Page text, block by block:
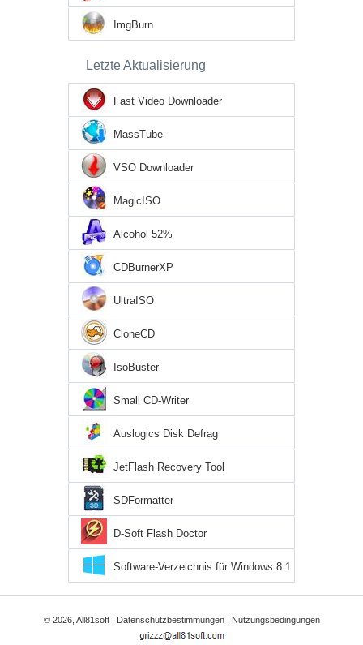
ImgBurn
Letzte Aktualisierung
Fast Video Downloader
MassTube
VSO Downloader
MagicISO
Alcohol 52%
CDBurnerXP
UltraISO
CloneCD
IsoBuster
Small CD-Writer
Auslogics Disk Defrag
JetFlash Recovery Tool
SDFormatter
D-Soft Flash Doctor
Software-Verzeichnis für Windows 8.1
© 2026, All81soft | Datenschutzbestimmungen| Nutzungsbedingungen